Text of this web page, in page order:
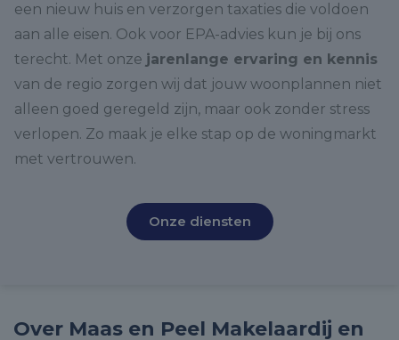
een nieuw huis en verzorgen taxaties die voldoen
aan alle eisen. Ook voor EPA-advies kun je bij ons
terecht. Met onze jarenlange ervaring en kennis
van de regio zorgen wij dat jouw woonplannen niet
alleen goed geregeld zijn, maar ook zonder stress
verlopen. Zo maak je elke stap op de woningmarkt
met vertrouwen.
Onze diensten
Over Maas en Peel Makelaardij en